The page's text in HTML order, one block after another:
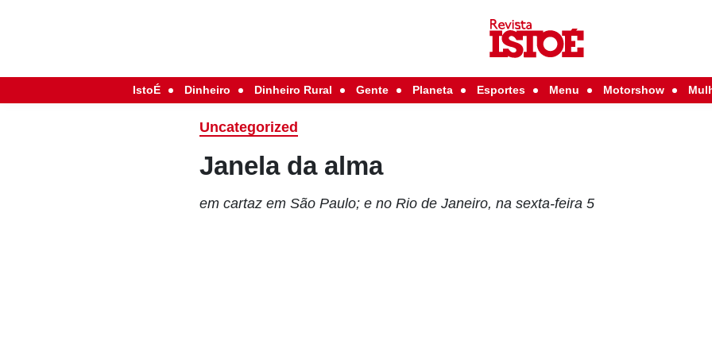
IstoÉ Dinheiro Dinheiro Rural Gente Planeta Esportes Menu Motorshow
Uncategorized
Janela da alma
em cartaz em São Paulo; e no Rio de Janeiro, na sexta-feira 5